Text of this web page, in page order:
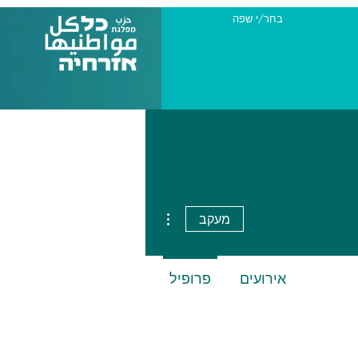
בחר/י שפה
מעקב
פרופיל אירועים